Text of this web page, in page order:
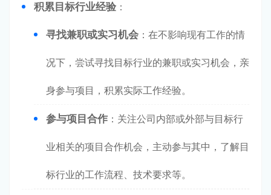
积累目标行业经验：
寻找兼职或实习机会 ：在不影响现有工作的情
况下，尝试寻找目标行业的兼职或实习机会，亲
身参与项目，积累实际工作经验。
参与项目合作 ：关注公司内部或外部与目标行
业相关的项目合作机会，主动参与其中，了解目
标行业的工作流程、技术要求等。